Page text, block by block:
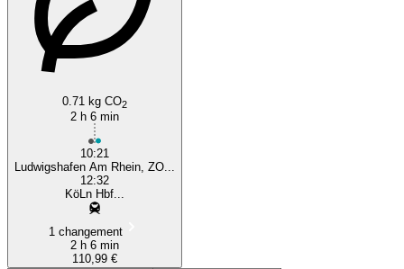
0.71 kg CO2
2 h 6 min
10:21
Ludwigshafen Am Rhein, ZO...
12:32
KöLn Hbf...
1 changement
2 h 6 min
110,99 €